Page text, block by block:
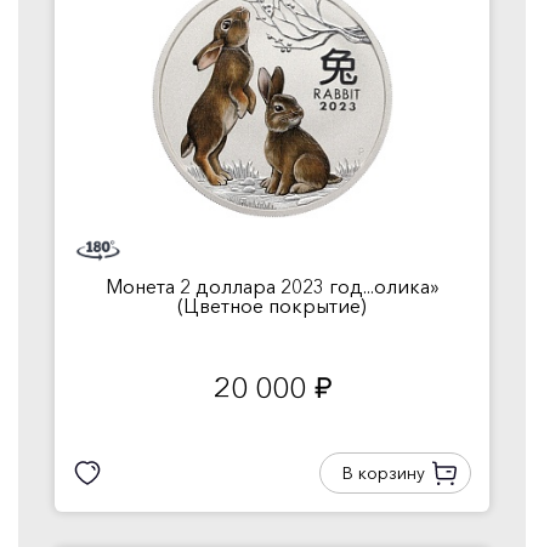
Монета 2 доллара 2023 год...олика»
(Цветное покрытие)
20 000 руб.
В корзину